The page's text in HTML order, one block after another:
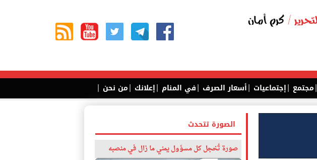
|مجتمع |إجتماعيات |أسعار الصرف |في المنام |إعلانك |من نحن |
الصورة تتحدث
صورة تُخجل كل مسؤول يمني ما زال في منصبه